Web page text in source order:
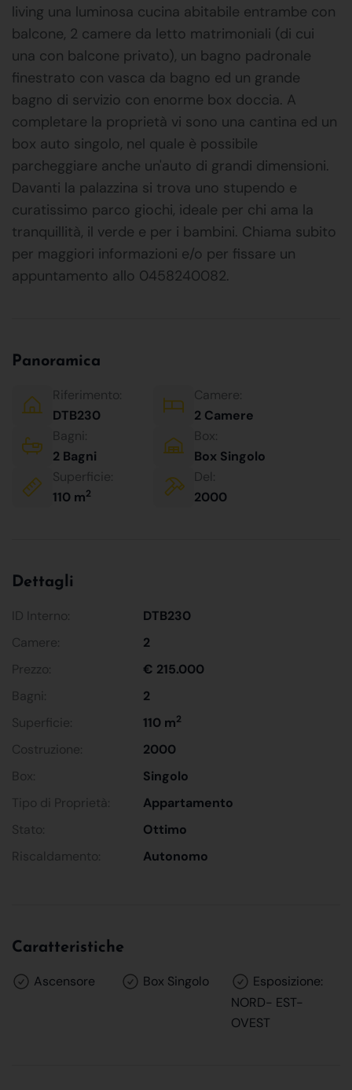
living una luminosa cucina abitabile entrambe con
balcone, 2 camere da letto matrimoniali (di cui
una con balcone privato), un bagno padronale
finestrato con vasca da bagno ed un grande
bagno di servizio con enorme box doccia. A
completare la proprietà vi sono una cantina ed un
box auto singolo, nel quale è possibile
parcheggiare anche un'auto di grandi dimensioni.
Davanti la palazzina si trova uno stupendo e
curatissimo parco giochi, ideale per chi ama la
tranquillità, il verde e per i bambini. Chiama subito
per maggiori informazioni e/o per fissare un
appuntamento allo 0458240082.
Panoramica
Riferimento:
DTB230
Camere:
2 Camere
Bagni:
2 Bagni
Box:
Box Singolo
Superficie:
110 m2
Del:
2000
Dettagli
ID Interno:
DTB230
Camere:
2
Prezzo:
€ 215.000
Bagni:
2
Superficie:
110 m2
Costruzione:
2000
Box:
Singolo
Tipo di Proprietà:
Appartamento
Stato:
Ottimo
Riscaldamento:
Autonomo
Caratteristiche
Ascensore Box Singolo
Esposizione:
NORD- EST-
OVEST